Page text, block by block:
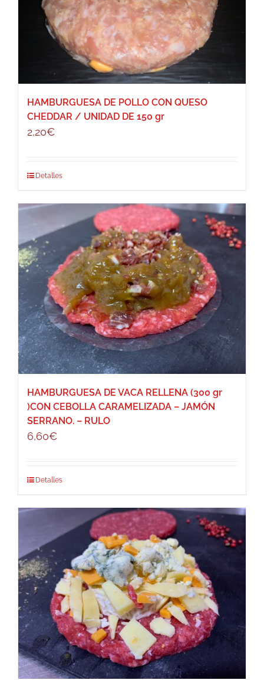
HAMBURGUESA DE POLLO CON QUESO
CHEDDAR / UNIDAD DE 150 gr
2,20€
Detalles
HAMBURGUESA DE VACA RELLENA (300 gr
)CON CEBOLLA CARAMELIZADA – JAMÓN
SERRANO. – RULO
6,60€
Detalles